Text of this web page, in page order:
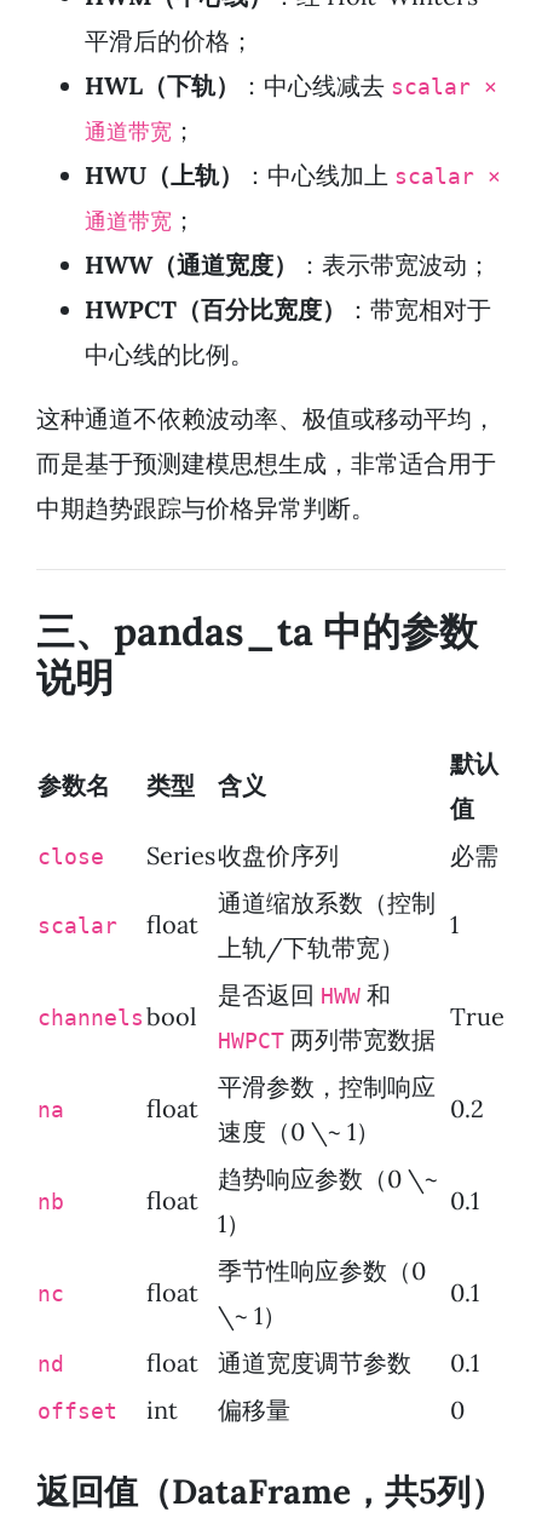
平滑后的价格；
HWL（下轨）
：中心线减去 scalar ×
通道带宽 ；
HWU（上轨）
：中心线加上 scalar ×
通道带宽 ；
HWW（通道宽度）
：表示带宽波动；
HWPCT（百分比宽度）
：带宽相对于
中心线的比例。
这种通道不依赖波动率、极值或移动平均，
而是基于预测建模思想生成，非常适合用于
中期趋势跟踪与价格异常判断。
三、pandas_ta 中的参数
说明
参数名 类型 含义
默认
值
close Series收盘价序列 必需
scalar float
通道缩放系数（控制
上轨/下轨带宽）
1
channels bool
是否返回 HWW 和
HWPCT 两列带宽数据
True
na float
平滑参数，控制响应
速度（0 \~ 1）
0.2
nb float
趋势响应参数（0 \~
1）
0.1
nc float
季节性响应参数（0
\~ 1）
0.1
nd float 通道宽度调节参数 0.1
offset int 偏移量 0
返回值（DataFrame，共5列）